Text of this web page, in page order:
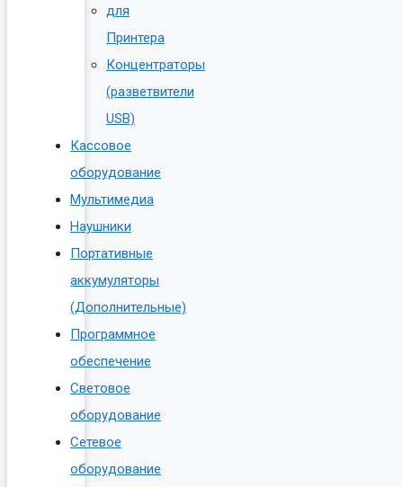
для
Принтера
Концентраторы
(разветвители
USB)
Кассовое
оборудование
Мультимедиа
Наушники
Портативные
аккумуляторы
(Дополнительные)
Программное
обеспечение
Световое
оборудование
Сетевое
оборудование